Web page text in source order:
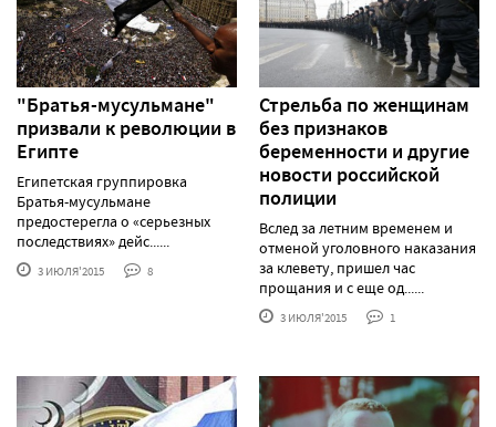
"Братья-мусульмане"
призвали к революции в
Египте
Египетская группировка
Братья-мусульмане
предостерегла о «серьезных
последствиях» дейс......
3 ИЮЛЯ'2015 8
Стрельба по женщинам
без признаков
беременности и другие
новости российской
полиции
Вслед за летним временем и
отменой уголовного наказания
за клевету, пришел час
прощания и с еще од......
3 ИЮЛЯ'2015 1